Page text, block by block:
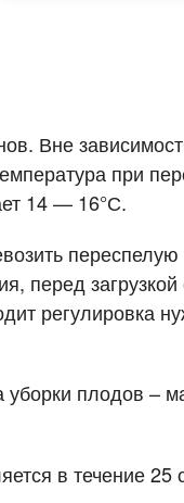
Вне
при
14 — 16°С.
перед
регулировка
плодов –
в течение 25